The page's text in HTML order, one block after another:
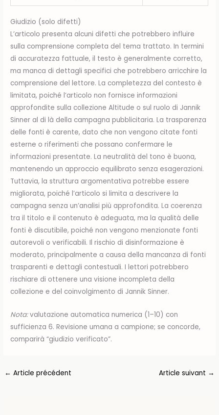
Giudizio (solo difetti)
L’articolo presenta alcuni difetti che potrebbero influire
sulla comprensione completa del tema trattato. In termini
di accuratezza fattuale, il testo è generalmente corretto,
ma manca di dettagli specifici che potrebbero arricchire la
comprensione del lettore. La completezza del contesto è
limitata, poiché l’articolo non fornisce informazioni
approfondite sulla collezione Altitude o sul ruolo di Jannik
Sinner al di là della campagna pubblicitaria. La trasparenza
delle fonti è carente, dato che non vengono citate fonti
esterne o riferimenti che possano confermare le
informazioni presentate. La neutralità del tono è buona,
mantenendo un approccio equilibrato senza esagerazioni.
Tuttavia, la struttura argomentativa potrebbe essere
migliorata, poiché l’articolo si limita a descrivere la
campagna senza un’analisi più approfondita. La coerenza
tra il titolo e il contenuto è adeguata, ma la qualità delle
fonti è discutibile, poiché non vengono menzionate fonti
autorevoli o verificabili. Il rischio di disinformazione è
moderato, principalmente a causa della mancanza di fonti
trasparenti e dettagli contestuali. I lettori potrebbero
rischiare di ottenere una visione incompleta della
collezione e del coinvolgimento di Jannik Sinner.
Nota:valutazione automatica numerica (1–10) con
sufficienza 6. Revisione umana a campione; se concorde,
comparirà “giudizio verificato”.
← Article précédent Article suivant →